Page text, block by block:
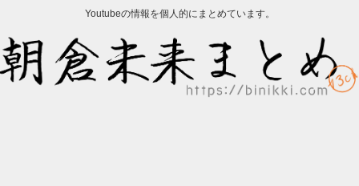
Youtubeの情報を個人的にまとめています。